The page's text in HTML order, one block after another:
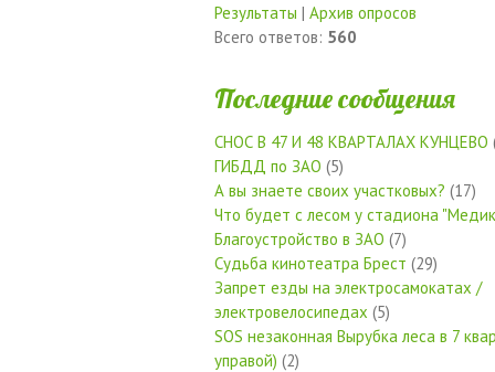
Результаты | Архив опросов
Всего ответов: 560
Последние сообщения
СНОС В 47 И 48 КВАРТАЛАХ КУНЦЕВО
ГИБДД по ЗАО (5)
А вы знаете своих участковых? (17)
Что будет с лесом у стадиона
Благоустройство в ЗАО (7)
Судьба кинотеатра Брест (29)
Запрет езды на электросамокатах /
электровелосипедах (5)
SOS незаконная Вырубка леса в 7
управой) (2)